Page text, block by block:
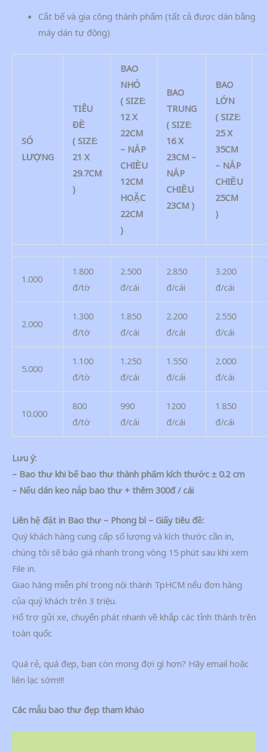
Cắt bế và gia công thành phẩm (tất cả được dán bằng
máy dán tự động)
SỐ
LƯỢNG
TIÊU
ĐỀ
( SIZE:
21 X
29.7CM
)
BAO
NHỎ
( SIZE:
12 X
22CM
– NẮP
CHIỀU
12CM
HOẶC
22CM
)
BAO
TRUNG
( SIZE:
16 X
23CM –
NẮP
CHIỀU
23CM )
BAO
LỚN
( SIZE:
25 X
35CM
– NẮP
CHIỀU
25CM
)
1.000
1.800
đ/tờ
2.500
đ/cái
2.850
đ/cái
3.200
đ/cái
2.000
1.300
đ/tờ
1.850
đ/cái
2.200
đ/cái
2.550
đ/cái
5.000
1.100
đ/tờ
1.250
đ/cái
1.550
đ/cái
2.000
đ/cái
10.000
800
đ/tờ
990
đ/cái
1200
đ/cái
1.850
đ/cái
Lưu ý:
– Bao thư khi bế bao thư thành phẩm kích thước ± 0.2 cm
– Nếu dán keo nắp bao thư + thêm 300đ / cái
Liên hệ đặt in Bao thư – Phong bì – Giấy tiêu đề:
Quý khách hàng cung cấp số lượng và kích thước cần in,
chúng tôi sẽ báo giá nhanh trong vòng 15 phút sau khi xem
File in.
Giao hàng miễn phí trong nội thành TpHCM nếu đơn hàng
của quý khách trên 3 triệu.
Hổ trợ gửi xe, chuyển phát nhanh về khắp các tỉnh thành trên
toàn quốc
Quá rẻ, quá đẹp, bạn còn mong đợi gì hơn? Hãy email hoặc
liên lạc sớm!!!
Các mẫu bao thư đẹp tham khảo